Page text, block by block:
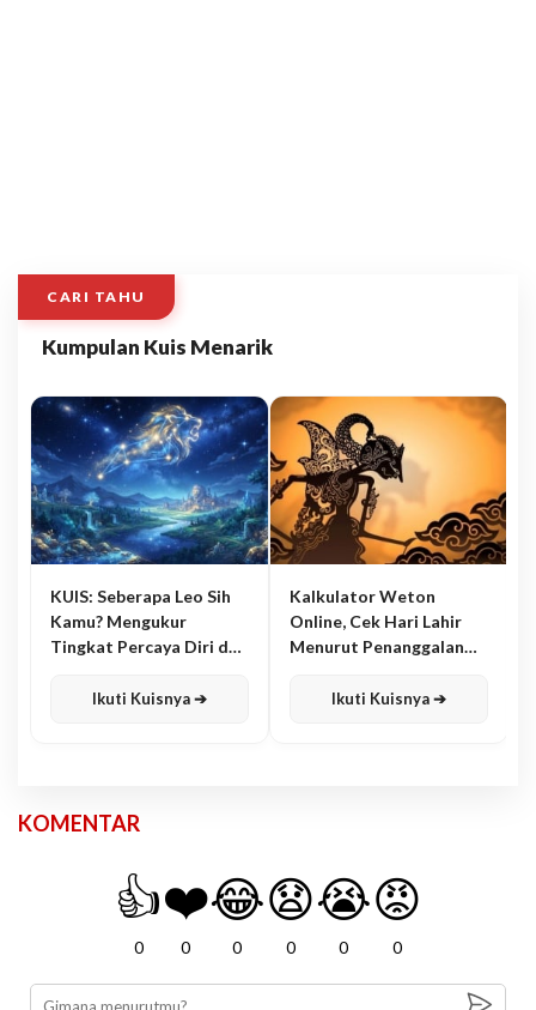
CARI TAHU
Kumpulan Kuis Menarik
KUIS: Seberapa Leo Sih
Kamu? Mengukur
Tingkat Percaya Diri dan
Ikuti Kuisnya ➔
Kalkulator Weton
Online, Cek Hari Lahir
Menurut Penanggalan
Ikuti Kuisnya ➔
KOMENTAR
👍
0
❤️
0
😂
0
😧
0
😭
0
😡
0